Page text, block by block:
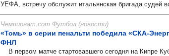
УЕФА, встречу обслужит итальянская бригада судей
Чемпионат.com Футбол (новости)
«Томь» в серии пенальти победила «СКА-
ФНЛ
В первом матче стартовавшего сегодня на Кипре